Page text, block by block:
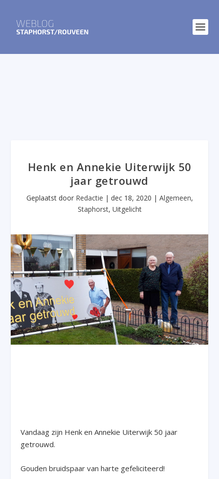
Henk en Annekie Uiterwijk 50
jaar getrouwd
Geplaatst door Redactie | dec 18, 2020 | Algemeen,
Staphorst, Uitgelicht
Vandaag zijn Henk en Annekie Uiterwijk 50 jaar
getrouwd.
Gouden bruidspaar van harte gefeliciteerd!